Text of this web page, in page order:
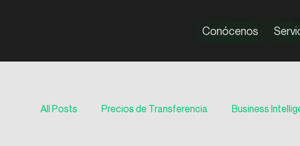
Conócenos
All Posts Precios de Transferencia Business